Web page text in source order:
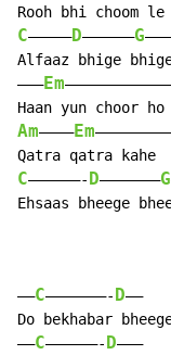
C—————D——————G
Alfaaz bhige
——–Em
Am————Em
C——————- D———————G
Ehsaas bheege
—–C———————- D——
Do bekhabar
—–C——————- D———